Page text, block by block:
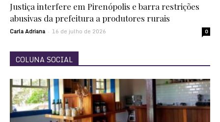
Justiça interfere em Pirenópolis e barra restrições
abusivas da prefeitura a produtores rurais
Carla Adriana - 16 de julho de 2026 0
COLUNA SOCIAL